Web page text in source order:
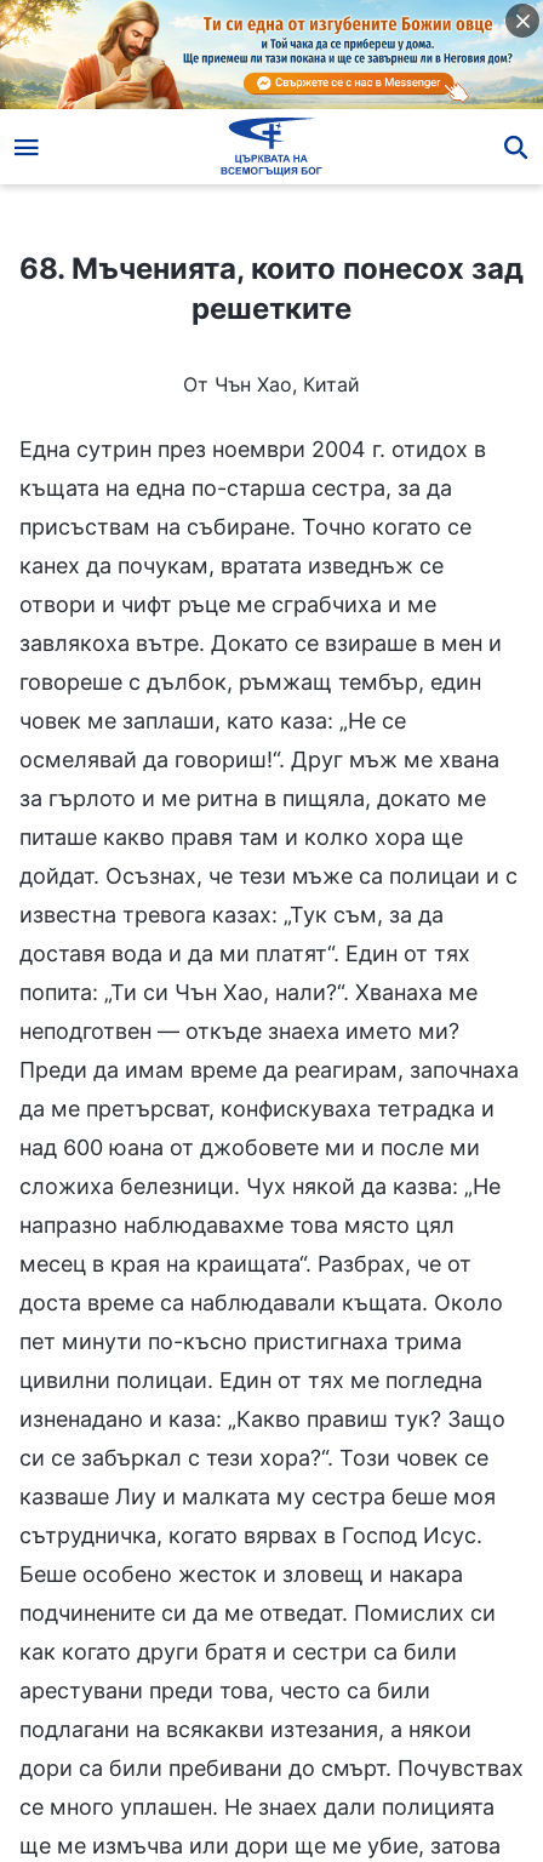
68. Мъченията, които понесох зад решетките
68. Мъченията, които понесох зад
решетките
От Чън Хао, Китай
Една сутрин през ноември 2004 г. отидох в
къщата на една по-старша сестра, за да
присъствам на събиране. Точно когато се
канех да почукам, вратата изведнъж се
отвори и чифт ръце ме сграбчиха и ме
завлякоха вътре. Докато се взираше в мен и
говореше с дълбок, ръмжащ тембър, един
човек ме заплаши, като каза: „Не се
осмелявай да говориш!“. Друг мъж ме хвана
за гърлото и ме ритна в пищяла, докато ме
питаше какво правя там и колко хора ще
дойдат. Осъзнах, че тези мъже са полицаи и с
известна тревога казах: „Тук съм, за да
доставя вода и да ми платят“. Един от тях
попита: „Ти си Чън Хао, нали?“. Хванаха ме
неподготвен — откъде знаеха името ми?
Преди да имам време да реагирам, започнаха
да ме претърсват, конфискуваха тетрадка и
над 600 юана от джобовете ми и после ми
сложиха белезници. Чух някой да казва: „Не
напразно наблюдавахме това място цял
месец в края на краищата“. Разбрах, че от
доста време са наблюдавали къщата. Около
пет минути по-късно пристигнаха трима
цивилни полицаи. Един от тях ме погледна
изненадано и каза: „Какво правиш тук? Защо
си се забъркал с тези хора?“. Този човек се
казваше Лиу и малката му сестра беше моя
сътрудничка, когато вярвах в Господ Исус.
Беше особено жесток и зловещ и накара
подчинените си да ме отведат. Помислих си
как когато други братя и сестри са били
арестувани преди това, често са били
подлагани на всякакви изтезания, а някои
дори са били пребивани до смърт. Почувствах
се много уплашен. Не знаех дали полицията
ще ме измъчва или дори ще ме убие, затова